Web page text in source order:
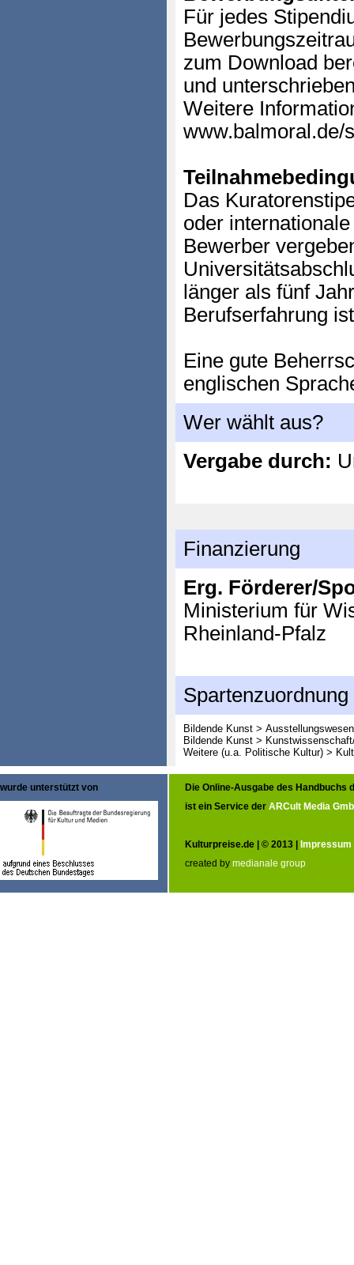
Für jedes
zum Download
und
Weitere
www.balmoral.de/
Das
oder
Bewerber
länger als fünf
Berufserfahrung
Eine gute
englischen
Wer wählt aus?
Vergabe durch:
Finanzierung
Erg. Förderer/
Ministerium für
Rheinland-Pfalz
Spartenzuordnung
Bildende Kunst >
Bildende Kunst >
Weitere (u.a. Politische Kultur) >
wurde unterstützt von
Die Online-Ausgabe des Handbuchs
ist ein Service der ARCult Media
Kulturpreise.de | © 2013 | Impressum
created by medianale group